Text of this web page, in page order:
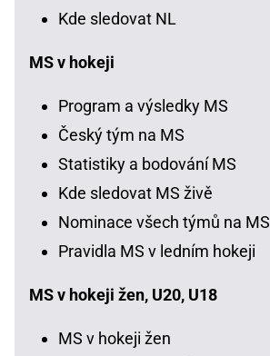
Kde sledovat NL
MS v hokeji
Program a výsledky MS
Český tým na MS
Statistiky a bodování MS
Kde sledovat MS živě
Nominace všech týmů na MS
Pravidla MS v ledním hokeji
MS v hokeji žen, U20, U18
MS v hokeji žen